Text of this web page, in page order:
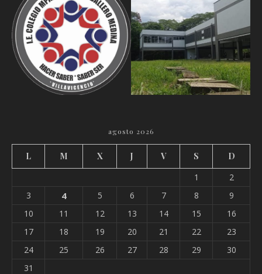
agosto 2026
L M X J V S
D
1
2
3
4 5 6 7 8
9
10
11 12 13 14 15
16
17
18 19 20 21 22
23
24
25 26 27 28 29
30
31